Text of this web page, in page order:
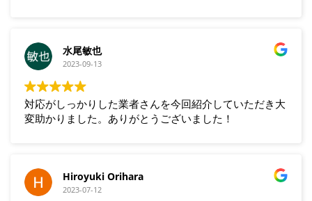
水尾敏也
2023-09-13
対応がしっかりした業者さんを今回紹介していただき大
変助かりました。ありがとうございました！
Hiroyuki Orihara
2023-07-12